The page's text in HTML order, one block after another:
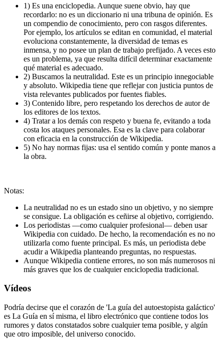
1) Es una enciclopedia. Aunque suene obvio, hay que
recordarlo: no es un diccionario ni una tribuna de opinión. Es
un compendio de conocimiento, pero con rasgos diferentes.
Por ejemplo, los artículos se editan en comunidad, el material
evoluciona constantemente, la diversidad de temas es
inmensa, y no posee un plan de trabajo prefijado. A veces esto
es un problema, ya que resulta difícil determinar exactamente
qué material es adecuado.
2) Buscamos la neutralidad. Este es un principio innegociable
y absoluto. Wikipedia tiene que reflejar con justicia puntos de
vista relevantes publicados por fuentes fiables.
3) Contenido libre, pero respetando los derechos de autor de
los editores de los textos.
4) Tratar a los demás con respeto y buena fe, evitando a toda
costa los ataques personales. Esa es la clave para colaborar
con eficacia en la construcción de Wikipedia.
5) No hay normas fijas: usa el sentido común y ponte manos a
la obra.
Notas:
La neutralidad no es un estado sino un objetivo, y no siempre
se consigue. La obligación es ceñirse al objetivo, corrigiendo.
Los periodistas —como cualquier profesional— deben usar
Wikipedia con cuidado. De hecho, la recomendación es no no
utilizarla como fuente principal. Es más, un periodista debe
acudir a Wikipedia planteando preguntas, no respuestas.
Aunque Wikipedia contiene errores, no son más numerosos ni
más graves que los de cualquier enciclopedia tradicional.
Vídeos
Podría decirse que el corazón de 'La guía del autoestopista galáctico'
es La Guía en sí misma, el libro electrónico que contiene todos los
rumores y datos constatados sobre cualquier tema posible, y algún
que otro imposible, del universo conocido.